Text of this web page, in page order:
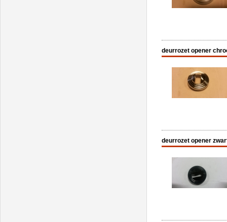
deurrozet opener
deurrozet opener